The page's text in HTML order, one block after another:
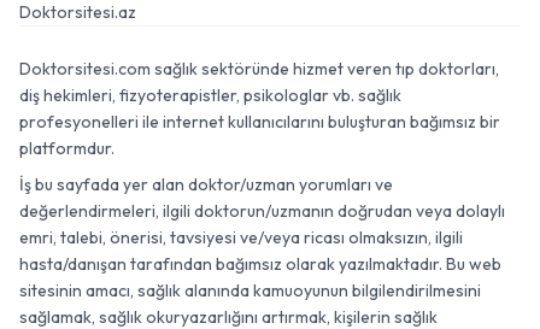
Doktorsitesi.az
Doktorsitesi.com sağlık sektöründe hizmet veren tıp doktorları,
diş hekimleri, fizyoterapistler, psikologlar vb. sağlık
profesyonelleri ile internet kullanıcılarını buluşturan bağımsız bir
platformdur.
İş bu sayfada yer alan doktor/uzman yorumları ve
değerlendirmeleri, ilgili doktorun/uzmanın doğrudan veya dolaylı
emri, talebi, önerisi, tavsiyesi ve/veya ricası olmaksızın, ilgili
hasta/danışan tarafından bağımsız olarak yazılmaktadır. Bu web
sitesinin amacı, sağlık alanında kamuoyunun bilgilendirilmesini
sağlamak, sağlık okuryazarlığını artırmak, kişilerin sağlık